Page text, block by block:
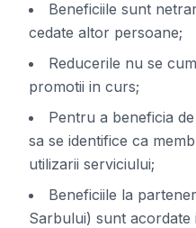
Beneficiile sunt
cedate altor persoane;
Reducerile nu se
promotii in curs;
Pentru a beneficia
sa se identifice ca
utilizarii serviciului;
Beneficiile la
Sarbului) sunt acordate